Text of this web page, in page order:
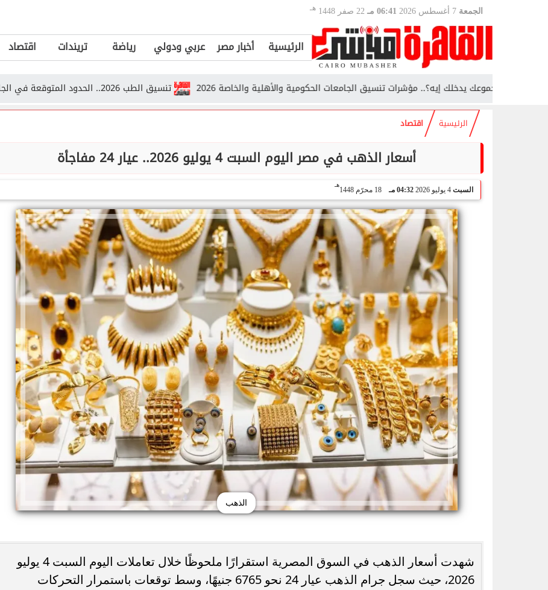
الجمعة 06:41 مـ 22 صفر 1448 هـ
الرئيسية أخبار مصر عربي ودولي رياضة تريندات اقتصاد
تنسيق الطب 2026.. الحدود المتوقعة في الجامعات الحكومية والأهلية والخاصة مجموعك يدخلك إيه؟.. مؤشرات تنسيق الجامعات الحكومية والأهلية والخاصة 2026
الرئيسية اقتصاد
أسعار الذهب في مصر اليوم السبت 4 يوليو 2026.. عيار 24 مفاجأة
السبت 4 يوليو 2026 04:32 مـ 18 محرّم 1448
هـ
الذهب
شهدت أسعار الذهب في السوق المصرية استقرارًا ملحوظًا خلال تعاملات اليوم السبت 4 يوليو
2026، حيث سجل جرام الذهب عيار 24 نحو 6765 جنيهًا، وسط توقعات باستمرار التحركات